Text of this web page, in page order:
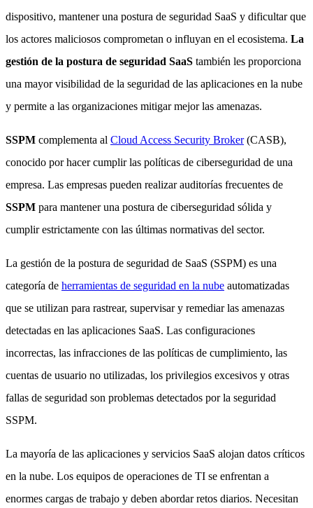
dispositivo, mantener una postura de seguridad SaaS y dificultar que
los actores maliciosos comprometan o influyan en el ecosistema. La
gestión de la postura de seguridad SaaS también les proporciona
una mayor visibilidad de la seguridad de las aplicaciones en la nube
y permite a las organizaciones mitigar mejor las amenazas.
SSPM complementa al Cloud Access Security Broker(CASB),
conocido por hacer cumplir las políticas de ciberseguridad de una
empresa. Las empresas pueden realizar auditorías frecuentes de
SSPM para mantener una postura de ciberseguridad sólida y
cumplir estrictamente con las últimas normativas del sector.
La gestión de la postura de seguridad de SaaS (SSPM) es una
categoría de herramientas de seguridad en la nube automatizadas
que se utilizan para rastrear, supervisar y remediar las amenazas
detectadas en las aplicaciones SaaS. Las configuraciones
incorrectas, las infracciones de las políticas de cumplimiento, las
cuentas de usuario no utilizadas, los privilegios excesivos y otras
fallas de seguridad son problemas detectados por la seguridad
SSPM.
La mayoría de las aplicaciones y servicios SaaS alojan datos críticos
en la nube. Los equipos de operaciones de TI se enfrentan a
enormes cargas de trabajo y deben abordar retos diarios. Necesitan